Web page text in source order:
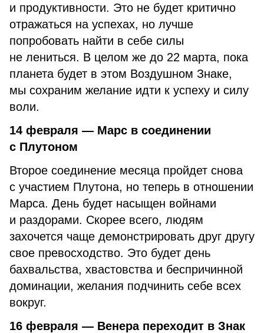
и продуктивности. Это не будет критично
отражаться на успехах, но лучше
попробовать найти в себе силы
не лениться. В целом же до 22 марта, пока
планета будет в этом Воздушном Знаке,
мы сохраним желание идти к успеху и силу
воли.
14 февраля — Марс в соединении
с Плутоном
Второе соединение месяца пройдет снова
с участием Плутона, но теперь в отношении
Марса. День будет насыщен войнами
и раздорами. Скорее всего, людям
захочется чаще демонстрировать друг другу
свое превосходство. Это будет день
бахвальства, хвастовства и беспричинной
доминации, желания подчинить себе всех
вокруг.
16 февраля — Венера переходит в Знак